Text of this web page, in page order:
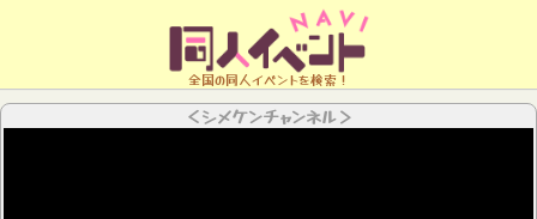
全国の同人イベントを検索！
＜シメケンチャンネル＞